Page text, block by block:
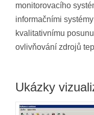
monitorovacího
informačními
kvalitativnímu
ovlivňování zdrojů
Ukázky